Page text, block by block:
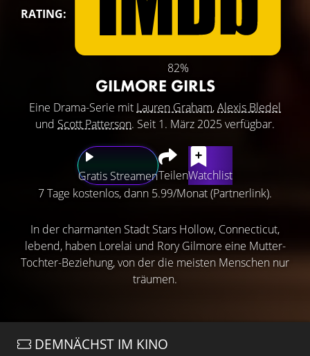
RATING:
82%
GILMORE GIRLS
Eine Drama-Serie mit Lauren Graham,Alexis Bledel
und Scott Patterson. Seit 1. März 2025 verfügbar.
Gratis StreamenTeilenWatchlist
7 Tage kostenlos, dann 5.99/Monat (Partnerlink).
In der charmanten Stadt Stars Hollow, Connecticut,
lebend, haben Lorelai und Rory Gilmore eine Mutter-
Tochter-Beziehung, von der die meisten Menschen nur
träumen.
DEMNÄCHST IM KINO